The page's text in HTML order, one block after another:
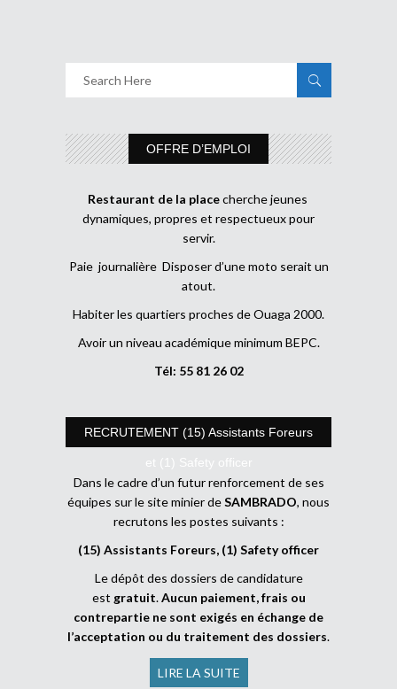
OFFRE D’EMPLOI
Restaurant de la placecherche jeunes
dynamiques, propres et respectueux pour
servir.
Paie journalière Disposer d’une moto serait un
atout.
Habiter les quartiers proches de Ouaga 2000.
Avoir un niveau académique minimum BEPC.
Tél: 55 81 26 02
RECRUTEMENT (15) Assistants Foreurs
et (1) Safety officer
Dans le cadre d’un futur renforcement de ses
équipes sur le site minier deSAMBRADO, nous
recrutons les postes suivants :
(15) Assistants Foreurs, (1) Safety officer
Le dépôt des dossiers de candidature
est gratuit.Aucun paiement, frais ou
contrepartie ne sont exigés en échange de
l’acceptation ou du traitement des dossiers.
LIRE LA SUITE